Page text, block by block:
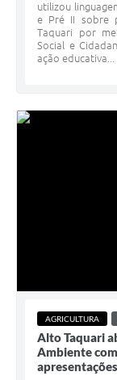
utilizou
e Pré II sobre
Taquari por
Social e
ação educativa...
AGRICULTURA
Alto Taquari
Ambiente